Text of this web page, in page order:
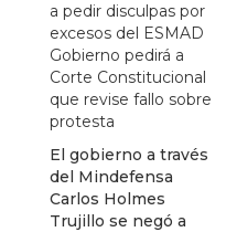
a pedir disculpas por
excesos del ESMAD
Gobierno pedirá a
Corte Constitucional
que revise fallo sobre
protesta
El gobierno a través
del Mindefensa
Carlos Holmes
Trujillo se negó a